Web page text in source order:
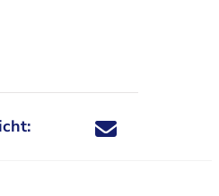
Deel dit nieuwsbericht
Deel dit
Deel dit
Deel dit